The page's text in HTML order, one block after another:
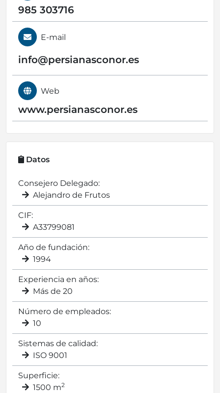
985 303716
E-mail
info@persianasconor.es
Web
www.persianasconor.es
Datos
Consejero Delegado:
Alejandro de Frutos
CIF:
A33799081
Año de fundación:
1994
Experiencia en años:
Más de 20
Número de empleados:
10
Sistemas de calidad:
ISO 9001
Superficie:
1500 m2